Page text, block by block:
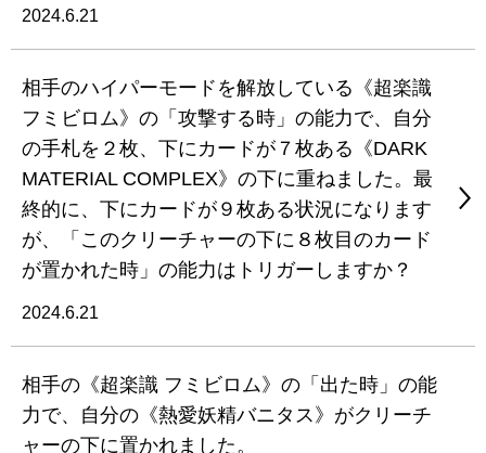
2024.6.21
相手のハイパーモードを解放している《超楽識
フミビロム》の「攻撃する時」の能力で、自分
の手札を２枚、下にカードが７枚ある《DARK
MATERIAL COMPLEX》の下に重ねました。最
終的に、下にカードが９枚ある状況になります
が、「このクリーチャーの下に８枚目のカード
が置かれた時」の能力はトリガーしますか？
2024.6.21
相手の《超楽識 フミビロム》の「出た時」の能
力で、自分の《熱愛妖精バニタス》がクリーチ
ャーの下に置かれました。